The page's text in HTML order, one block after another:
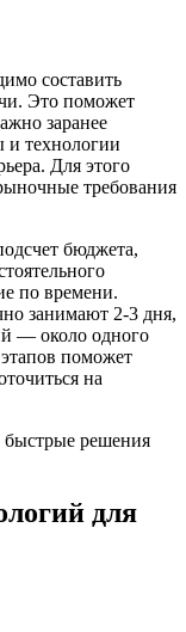
составить
Это поможет
заранее
и технологии
Для этого
требования
бюджета,
по времени.
занимают 2-3 дня,
— около одного
поможет
на
для